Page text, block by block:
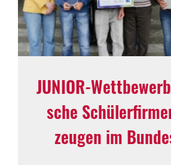
JUNIOR-
sche
zeugen im